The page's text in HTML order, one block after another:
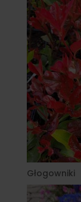
Głogowniki